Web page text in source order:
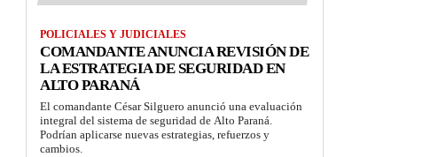
POLICIALES Y JUDICIALES
COMANDANTE ANUNCIA REVISIÓN DE
LA ESTRATEGIA DE SEGURIDAD EN
ALTO PARANÁ
El comandante César Silguero anunció una evaluación
integral del sistema de seguridad de Alto Paraná.
Podrían aplicarse nuevas estrategias, refuerzos y
cambios.